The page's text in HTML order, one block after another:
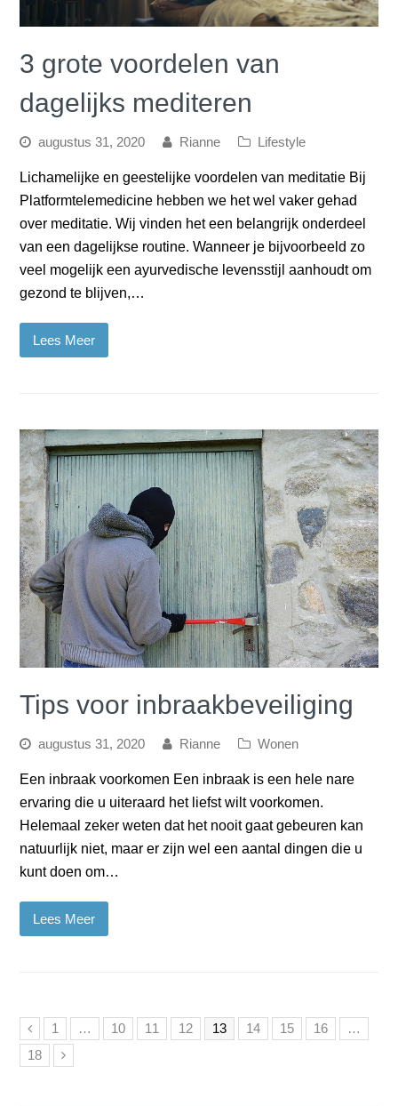
3 grote voordelen van
dagelijks mediteren
augustus 31, 2020 Rianne Lifestyle
Lichamelijke en geestelijke voordelen van meditatie Bij
Platformtelemedicine hebben we het wel vaker gehad
over meditatie. Wij vinden het een belangrijk onderdeel
van een dagelijkse routine. Wanneer je bijvoorbeeld zo
veel mogelijk een ayurvedische levensstijl aanhoudt om
gezond te blijven,…
Lees Meer
Tips voor inbraakbeveiliging
augustus 31, 2020 Rianne Wonen
Een inbraak voorkomen Een inbraak is een hele nare
ervaring die u uiteraard het liefst wilt voorkomen.
Helemaal zeker weten dat het nooit gaat gebeuren kan
natuurlijk niet, maar er zijn wel een aantal dingen die u
kunt doen om…
Lees Meer
VorigePage
1 … Page
10 Page
11 Page
12 Page
13 Page
14 Page
15 Page
16
…
Page
18 Volgende